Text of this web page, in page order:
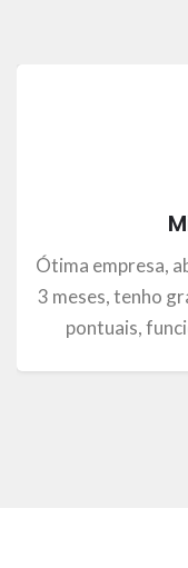
Ótima empresa,
3 meses, tenho
pontuais,